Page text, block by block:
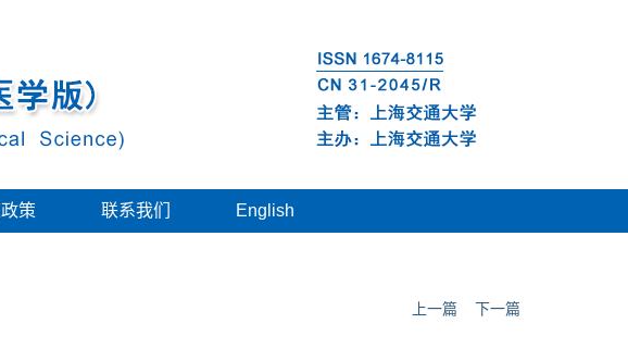
策 联系我们 English
上一篇 下一篇